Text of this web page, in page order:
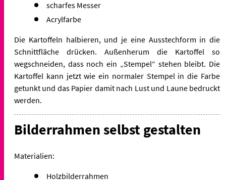
scharfes Messer
Acrylfarbe
Die Kartoffeln halbieren, und je eine Ausstechform in die
Schnittfläche drücken. Außenherum die Kartoffel so
wegschneiden, dass noch ein „Stempel“ stehen bleibt. Die
Kartoffel kann jetzt wie ein normaler Stempel in die Farbe
getunkt und das Papier damit nach Lust und Laune bedruckt
werden.
Bilderrahmen selbst gestalten
Materialien:
Holzbilderrahmen